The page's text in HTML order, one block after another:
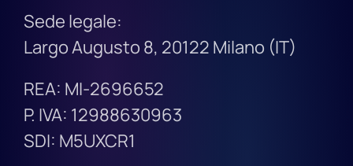
Sede legale:
Largo Augusto 8, 20122 Milano (IT)
REA: MI-2696652
P. IVA: 12988630963
SDI: M5UXCR1